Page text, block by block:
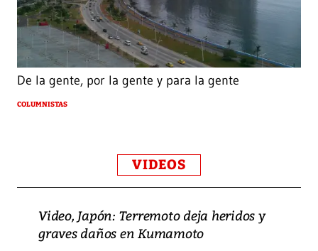
De la gente, por la gente y para la gente
COLUMNISTAS
VIDEOS
Video, Japón: Terremoto deja heridos y
graves daños en Kumamoto